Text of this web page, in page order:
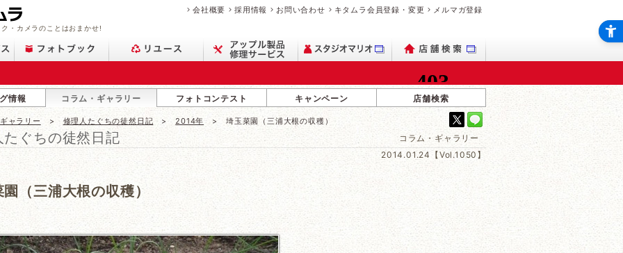
・カメラのことはおまかせ!
会社概要 採用情報 お問い合わせ キタムラ会員登録・変更 メルマガ登録
情報 コラム・ギャラリー フォトコンテスト キャンペーン 店舗検索
ャラリー 修理人たぐちの徒然日記 2014年 埼玉菜園（三浦大根の収穫）
たぐちの徒然日記
コラム・ギャラリー
2014.01.24【Vol.1050】
園（三浦大根の収穫）